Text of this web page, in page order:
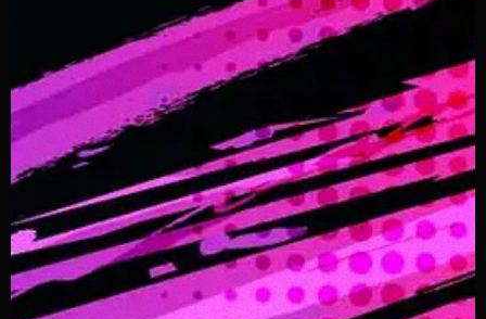
funk
New Jack
18:00 - 23:59